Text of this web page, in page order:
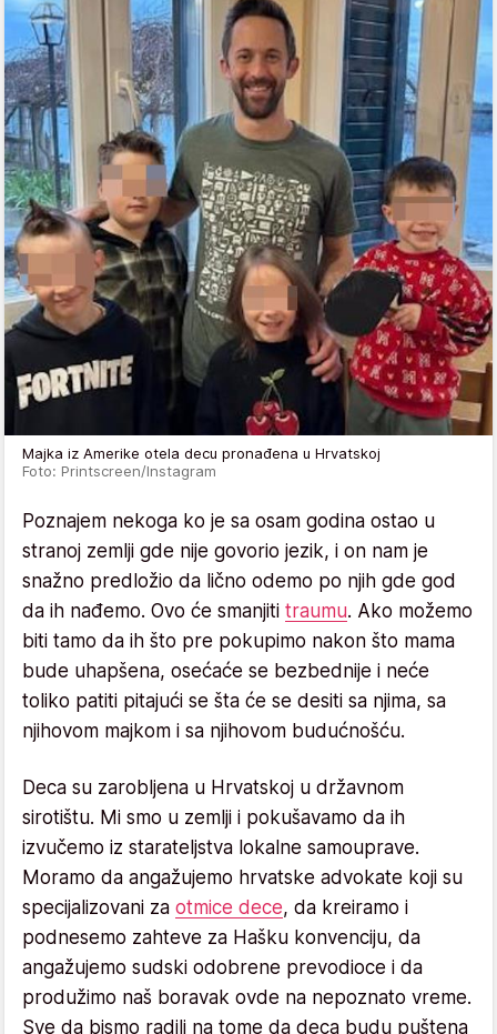
Majka iz Amerike otela decu pronađena u Hrvatskoj
Foto: Printscreen/Instagram
Poznajem nekoga ko je sa osam godina ostao u
stranoj zemlji gde nije govorio jezik, i on nam je
snažno predložio da lično odemo po njih gde god
da ih nađemo. Ovo će smanjiti traumu. Ako možemo
biti tamo da ih što pre pokupimo nakon što mama
bude uhapšena, osećaće se bezbednije i neće
toliko patiti pitajući se šta će se desiti sa njima, sa
njihovom majkom i sa njihovom budućnošću.
Deca su zarobljena u Hrvatskoj u državnom
sirotištu. Mi smo u zemlji i pokušavamo da ih
izvučemo iz starateljstva lokalne samouprave.
Moramo da angažujemo hrvatske advokate koji su
specijalizovani za otmice dece, da kreiramo i
podnesemo zahteve za Hašku konvenciju, da
angažujemo sudski odobrene prevodioce i da
produžimo naš boravak ovde na nepoznato vreme.
Sve da bismo radili na tome da deca budu puštena